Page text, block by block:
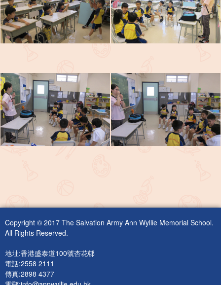
Copyright © 2017 The Salvation Army Ann Wyllie Memorial School.
All Rights Reserved.
地址:香港盛泰道100號杏花邨
電話:2558 2111
傳真:2898 4377